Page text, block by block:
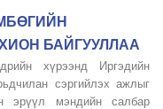
БАЙГУУЛЛАА
хүрээнд Иргэдийн
сэргийлэх ажлыг
эрүүл мэндийн салбар